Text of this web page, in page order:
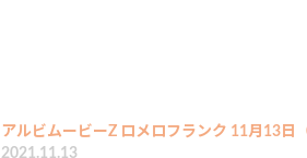
アルビムービーZ ロメロフランク 11月13日
2021.11.13